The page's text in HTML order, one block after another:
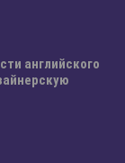
английского